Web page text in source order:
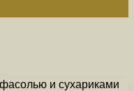
и сухариками